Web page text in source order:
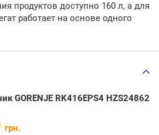
продуктов доступно 160 л, а для
работает на основе одного
GORENJE RK416EPS4 HZS24862
грн.